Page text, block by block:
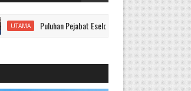
Puluhan Pejabat Eselon II hingga IV Pemkot Sungai Penuh